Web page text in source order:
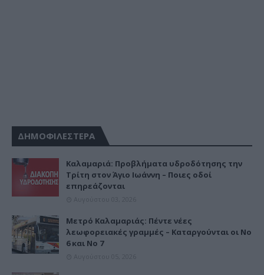
ΔΗΜΟΦΙΛΕΣΤΕΡΑ
Καλαμαριά: Προβλήματα υδροδότησης την
Τρίτη στον Άγιο Ιωάννη – Ποιες οδοί
επηρεάζονται
Μετρό Καλαμαριάς: Πέντε νέες
λεωφορειακές γραμμές – Καταργούνται οι Νο
6 και Νο 7